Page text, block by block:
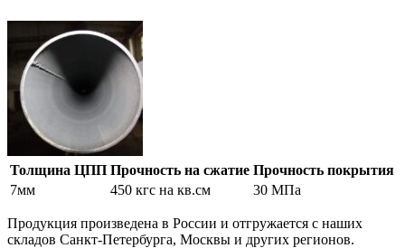
Толщина ЦПП Прочность на сжатие Прочность покрытия
7мм
450 кгс на кв.см 30 МПа
Продукция произведена в России и отгружается с наших
складов Санкт-Петербурга, Москвы и других регионов.